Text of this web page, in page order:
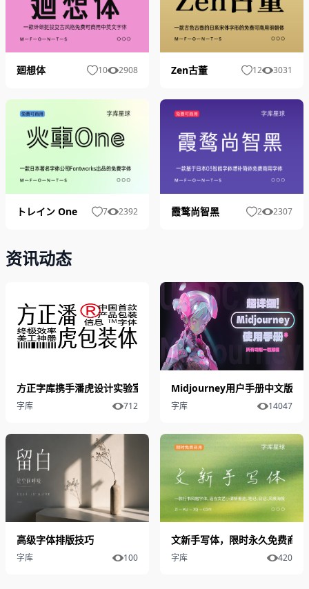
廻想体 10 2908 Zen古董 12 3031
トレイン One 7 2392 霞鹜尚智黑 2 2307
资讯动态
方正字库携手潘虎设计实验室发布“方正潘虎包装体”
字库 712
Midjourney用户手册中文版！
字库 14047
高级字体排版技巧
字库 100
文新手写体，限时永久免费商用
字库 420